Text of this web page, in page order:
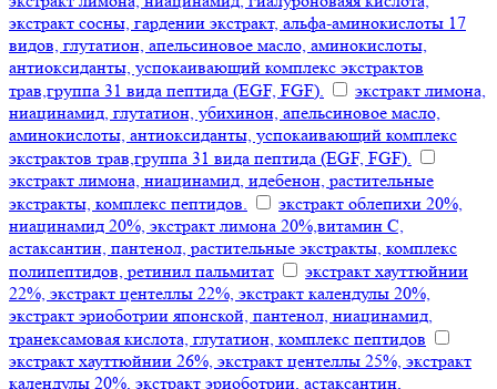
экстракт сосны, гардении экстракт, альфа-аминокислоты 17
видов, глутатион, апельсиновое масло, аминокислоты,
антиоксиданты, успокаивающий комплекс экстрактов
трав,группа 31 вида пептида (EGF, FGF).
экстракт лимона,
ниацинамид, глутатион, убихинон, апельсиновое масло,
аминокислоты, антиоксиданты, успокаивающий комплекс
экстрактов трав,группа 31 вида пептида (EGF, FGF).
экстракт лимона, ниацинамид, идебенон, растительные
экстракты, комплекс пептидов.
экстракт облепихи 20%,
ниацинамид 20%, экстракт лимона 20%,витамин С,
астаксантин, пантенол, растительные экстракты, комплекс
полипептидов, ретинил пальмитат
экстракт хауттюйнии
22%, экстракт центеллы 22%, экстракт календулы 20%,
экстракт эриоботрии японской, пантенол, ниацинамид,
транексамовая кислота, глутатион, комплекс пептидов
экстракт хауттюйнии 26%, экстракт центеллы 25%, экстракт
календулы 20%, экстракт эриоботрии, астаксантин,